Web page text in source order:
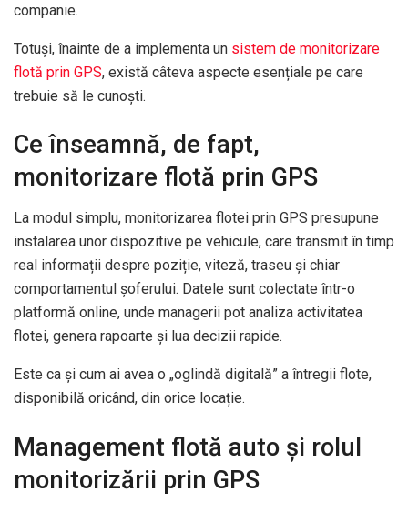
companie.
Totuși, înainte de a implementa un sistem de monitorizare
flotă prin GPS, există câteva aspecte esențiale pe care
trebuie să le cunoști.
Ce înseamnă, de fapt,
monitorizare flotă prin GPS
La modul simplu, monitorizarea flotei prin GPS presupune
instalarea unor dispozitive pe vehicule, care transmit în timp
real informații despre poziție, viteză, traseu și chiar
comportamentul șoferului. Datele sunt colectate într-o
platformă online, unde managerii pot analiza activitatea
flotei, genera rapoarte și lua decizii rapide.
Este ca și cum ai avea o „oglindă digitală” a întregii flote,
disponibilă oricând, din orice locație.
Management flotă auto și rolul
monitorizării prin GPS